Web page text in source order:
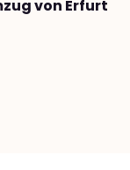
von Erfurt